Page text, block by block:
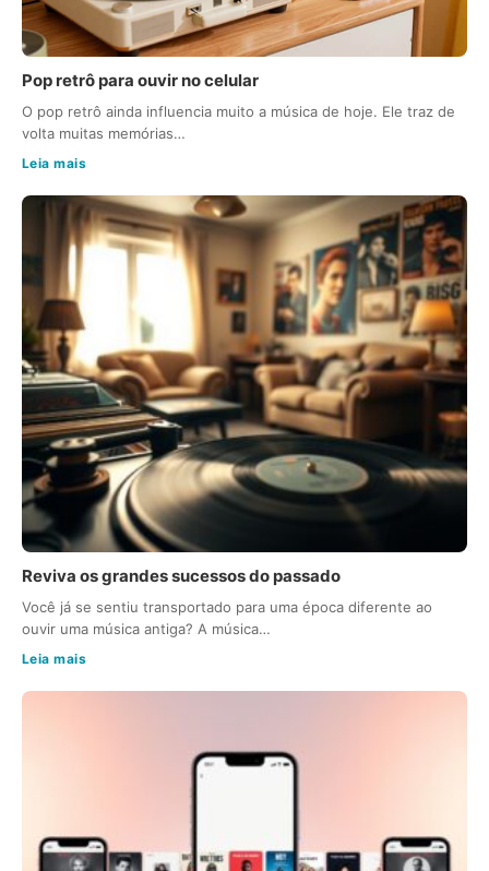
Pop retrô para ouvir no celular
O pop retrô ainda influencia muito a música de hoje. Ele traz de
volta muitas memórias…
Leia mais
Reviva os grandes sucessos do passado
Você já se sentiu transportado para uma época diferente ao
ouvir uma música antiga? A música…
Leia mais